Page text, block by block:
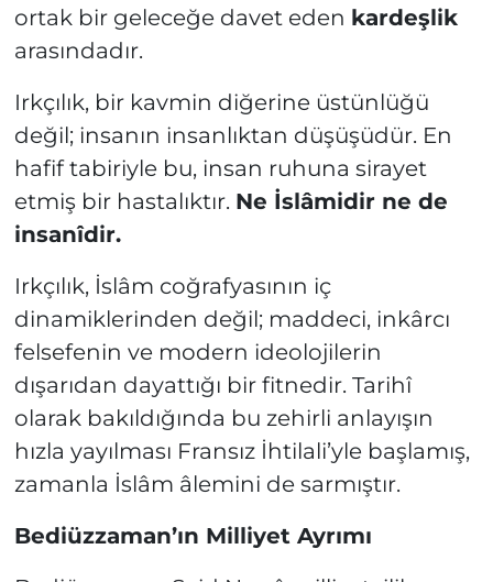
ortak bir geleceğe davet eden kardeşlik
arasındadır.
Irkçılık, bir kavmin diğerine üstünlüğü
değil; insanın insanlıktan düşüşüdür. En
hafif tabiriyle bu, insan ruhuna sirayet
etmiş bir hastalıktır. Ne İslâmidir ne de
insanîdir.
Irkçılık, İslâm coğrafyasının iç
dinamiklerinden değil; maddeci, inkârcı
felsefenin ve modern ideolojilerin
dışarıdan dayattığı bir fitnedir. Tarihî
olarak bakıldığında bu zehirli anlayışın
hızla yayılması Fransız İhtilali’yle başlamış,
zamanla İslâm âlemini de sarmıştır.
Bediüzzaman’ın Milliyet Ayrımı